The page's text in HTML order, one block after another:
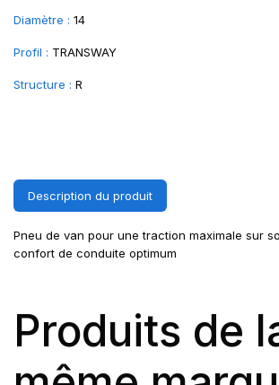
Diamètre : 14
Profil : TRANSWAY
Structure : R
Description du produit
Pneu de van pour une traction maximale sur
confort de conduite optimum
Produits de